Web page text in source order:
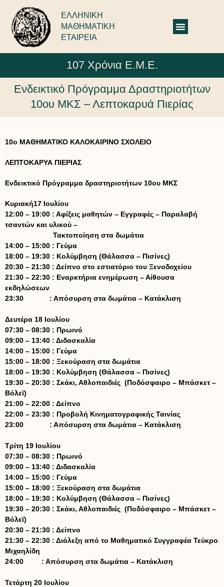
ΕΛΛΗΝΙΚΗ
ΜΑΘΗΜΑΤΙΚΗ
ΕΤΑΙΡΕΙΑ
107 Χρόνια Ε.Μ.Ε.
Ενδεικτικό Πρόγραμμα Δραστηριοτήτων
10ου ΜΚΣ – Λεπτοκαρυά Πιερίας
10ο ΜΑΘΗΜΑΤΙΚΟ ΚΑΛΟΚΑΙΡΙΝΟ ΣΧΟΛΕΙΟ
ΛΕΠΤΟΚΑΡΥΑ ΠΙΕΡΙΑΣ
Ενδεικτικό Πρόγραμμα δραστηριοτήτων 10ου ΜΚΣ
Κυριακή17 Ιουλίου
12:00 – 19:00 : Αφίξεις μαθητών – Εγγραφές – Παραλαβή
τσαντών και υλικού –
Τακτοποίηση στα δωμάτια
14:00 – 15:00 : Γεύμα
18:00 – 19:30 : Κολύμβηση (Θάλασσα – Πισίνες)
20:30 – 21:30 : Δείπνο στο εστιατόριο του Ξενοδοχείου
21:30 – 22:30 : Εναρκτήρια ενημέρωση – Αίθουσα
εκδηλώσεων
23:30 : Απόσυρση στα δωμάτια – Κατάκλιση
Δευτέρα 18 Ιουλίου
07:30 – 08:30 : Πρωινό
09:00 – 13:40 : Διδασκαλία
14:00 – 15:00 : Γεύμα
15:00 – 18:00 : Ξεκούραση στα δωμάτια
18:00 – 19:30 : Κολύμβηση (Θάλασσα – Πισίνες)
19:30 – 20:30 : Σκάκι, Αθλοπαιδιές (Ποδόσφαιρο – Μπάσκετ –
Βόλεϊ)
21:00 – 22:00 : Δείπνο
22:00 – 23:30 : Προβολή Κινηματογραφικής Ταινίας
23:00 : Απόσυρση στα δωμάτια – Κατάκλιση
Τρίτη 19 Ιουλίου
07:30 – 08:30 : Πρωινό
09:00 – 13:40 : Διδασκαλία
14:00 – 15:00 : Γεύμα
15:00 – 18:00 : Ξεκούραση στα δωμάτια
18:00 – 19:30 : Κολύμβηση (Θάλασσα – Πισίνες)
19:30 – 20:30 : Σκάκι, Αθλοπαιδιές (Ποδόσφαιρο – Μπάσκετ –
Βόλεϊ)
20:30 – 21:30 : Δείπνο
21:30 – 22:30 : Διάλεξη από το Μαθηματικό Συγγραφέα Τεύκρο
Μιχαηλίδη
24:00 : Απόσυρση στα δωμάτια – Κατάκλιση
Τετάρτη 20 Ιουλίου